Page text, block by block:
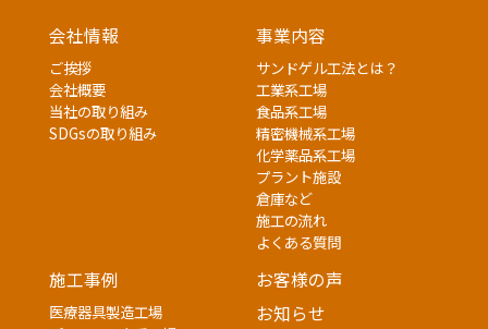
会社情報
ご挨拶
会社概要
当社の取り組み
SDGsの取り組み
事業内容
サンドゲル工法とは？
工業系工場
食品系工場
精密機械系工場
化学薬品系工場
プラント施設
倉庫など
施工の流れ
よくある質問
施工事例
医療器具製造工場
お客様の声
お知らせ